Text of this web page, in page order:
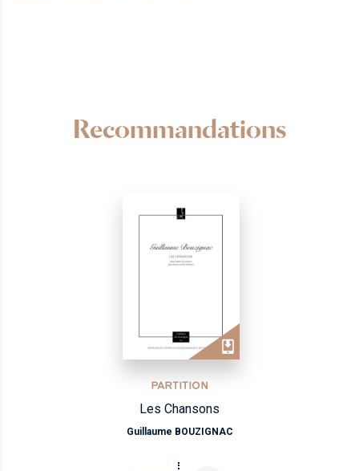
Recommandations
PARTITION
Les Chansons
Guillaume BOUZIGNAC